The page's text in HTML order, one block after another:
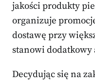
jakości produkty
organizuje
dostawę przy
stanowi dodatkowy
Decydując się na